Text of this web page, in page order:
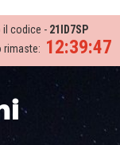
il codice - 21ID7SP
12:39:46
rimaste: